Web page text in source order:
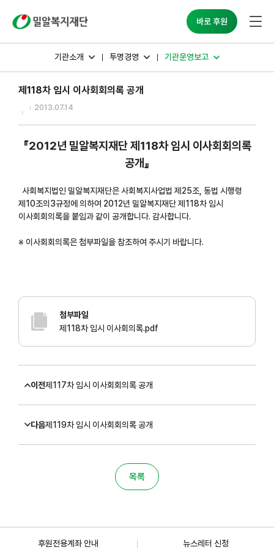
바로 후원
기관소개 투명경영 기관운영보고
제118차 임시 이사회회의록 공개
2013.07.14
『2012년 밀알복지재단 제118차 임시 이사회회의록
공개』
사회복지법인 밀알복지재단은 사회복지사업법 제25조, 동법 시행령
제10조의3규정에 의하여 2012년 밀알복지재단 제118차 임시
이사회회의록을 붙임과 같이 공개합니다. 감사합니다.
※ 이사회회의록은 첨부파일을 참조하여 주시기 바랍니다.
첨부파일
제118차 임시 이사회의록.pdf
이전제117차 임시 이사회회의록 공개
다음제119차 임시 이사회회의록 공개
목록
후원전용계좌 안내 뉴스레터 신청